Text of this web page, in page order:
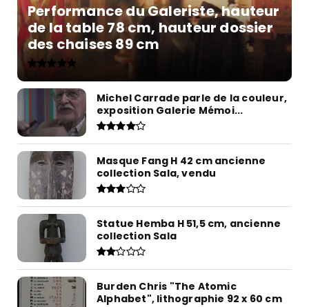
Performance du Galeriste, hauteur
de la table 78 cm, hauteur dossier
des chaises 89 cm
Michel Carrade parle de la couleur,
exposition Galerie Mémoi...
Masque Fang H 42 cm ancienne
collection Sala, vendu
Statue Hemba H 51,5 cm, ancienne
collection Sala
Burden Chris "The Atomic
Alphabet", lithographie 92 x 60 cm